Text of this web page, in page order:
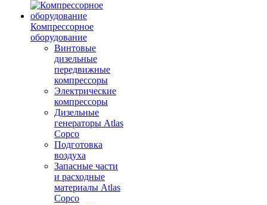
Компрессорное
оборудование
Винтовые
дизельные
передвижные
компрессоры
Электрические
компрессоры
Дизельные
генераторы Atlas
Copco
Подготовка
воздуха
Запасные части
и расходные
материалы Atlas
Copco